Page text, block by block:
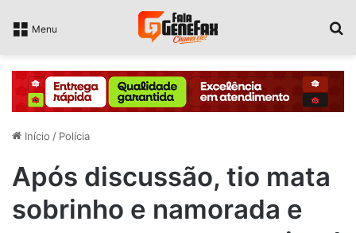
Menu
Início / Polícia
Após discussão, tio mata
sobrinho e namorada e